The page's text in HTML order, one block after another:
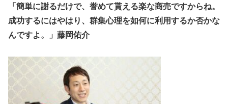
「簡単に謝るだけで、誉めて貰える楽な商売ですからね。
成功するにはやはり、群集心理を如何に利用するか否かな
んですよ。」藤岡佑介